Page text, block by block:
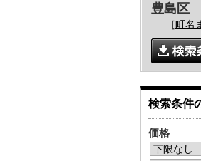
豊島区
［町名
検索条件
価格